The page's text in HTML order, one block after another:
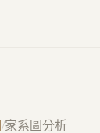
/家系圖分析